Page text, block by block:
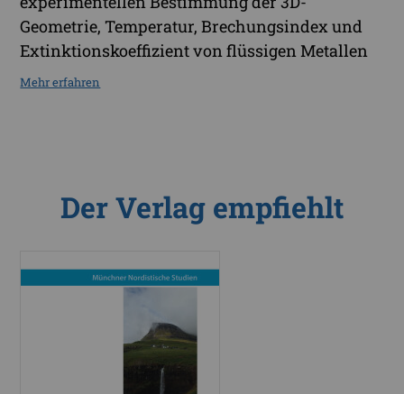
Geometrie, Temperatur, Brechungsindex und
Extinktionskoeffizient von flüssigen Metallen
Mehr erfahren
Der Verlag empfiehlt